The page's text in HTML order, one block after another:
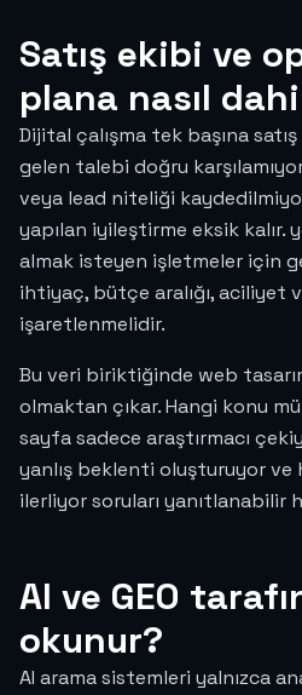
Satış ekibi ve
plana nasıl
Dijital çalışma tek başına
gelen talebi doğru
veya lead niteliği
yapılan iyileştirme eksik kalır.
almak isteyen işletmeler için
ihtiyaç, bütçe aralığı, aciliyet
işaretlenmelidir.
Bu veri biriktiğinde web
olmaktan çıkar. Hangi konu
sayfa sadece araştırmacı
yanlış beklenti oluşturuyor ve
ilerliyor soruları yanıtlanabilir
AI ve GEO
okunur?
AI arama sistemleri yalnızca